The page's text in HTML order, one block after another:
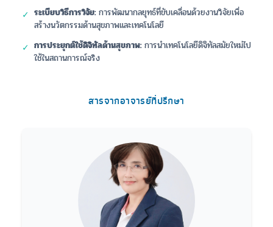
✓ ระเบียบวิธีการวิจัย:การพัฒนากลยุทธ์ที่ขับเคลื่อนด้วยงานวิจัยเพื่อ
สร้างนวัตกรรมด้านสุขภาพและเทคโนโลยี
✓ การประยุกต์ใช้ดิจิทัลด้านสุขภาพ:การนำเทคโนโลยีดิจิทัลสมัยใหม่ไป
ใช้ในสถานการณ์จริง
สารจากอาจารย์ที่ปรึกษา